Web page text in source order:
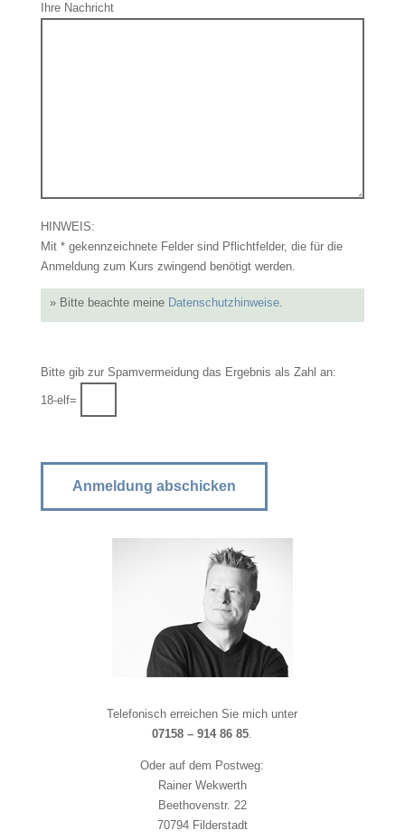
Ihre Nachricht
HINWEIS:
Mit * gekennzeichnete Felder sind Pflichtfelder, die für die
Anmeldung zum Kurs zwingend benötigt werden.
» Bitte beachte meine Datenschutzhinweise.
Bitte gib zur Spamvermeidung das Ergebnis als Zahl an:
18-elf=
Telefonisch erreichen Sie mich unter
07158 – 914 86 85.
Oder auf dem Postweg:
Rainer Wekwerth
Beethovenstr. 22
70794 Filderstadt